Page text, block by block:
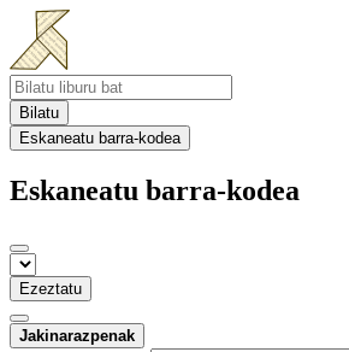
Bilatu
Eskaneatu barra-kodea
Eskaneatu barra-kodea
Ezeztatu
Jakinarazpenak